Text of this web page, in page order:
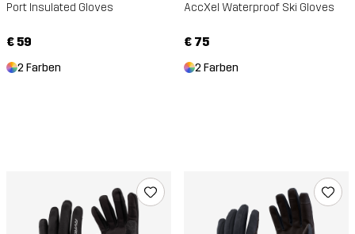
Port Insulated Gloves
€ 59
2 Farben
AccXel Waterproof Ski Gloves
€ 75
2 Farben